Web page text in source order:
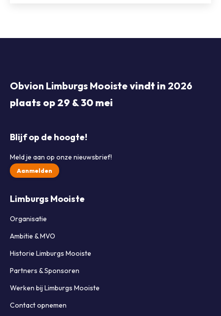
Obvion Limburgs Mooiste vindt in 2026
plaats op 29 & 30 mei
Blijf op de hoogte!
Meld je aan op onze nieuwsbrief!
Aanmelden
Limburgs Mooiste
Organisatie
Ambitie & MVO
Historie Limburgs Mooiste
Partners & Sponsoren
Werken bij Limburgs Mooiste
Contact opnemen